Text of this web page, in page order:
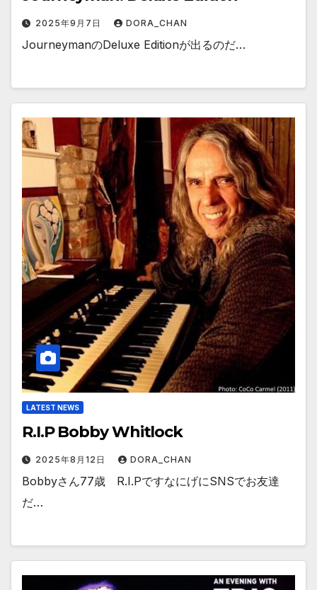
2025年9月7日 DORA_CHAN
JourneymanのDeluxe Editionが出るのだ…
LATEST NEWS
R.I.P Bobby Whitlock
2025年8月12日 DORA_CHAN
Bobbyさん77歳 R.I.PですなにげにSNSでお友達
だ…